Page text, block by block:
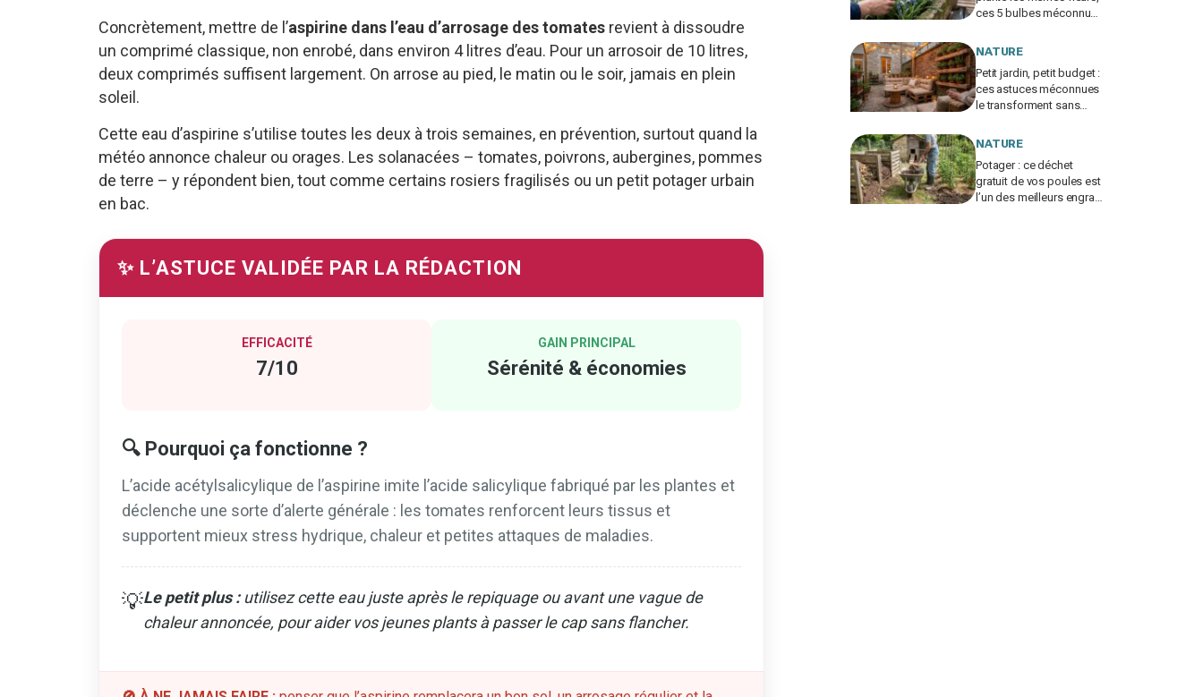
Concrètement, mettre de l’aspirine dans l’eau d’arrosage des tomates revient à dissoudre
un comprimé classique, non enrobé, dans environ 4 litres d’eau. Pour un arrosoir de 10 litres,
deux comprimés suffisent largement. On arrose au pied, le matin ou le soir, jamais en plein
soleil.
Cette eau d’aspirine s’utilise toutes les deux à trois semaines, en prévention, surtout quand la
météo annonce chaleur ou orages. Les solanacées – tomates, poivrons, aubergines, pommes
de terre – y répondent bien, tout comme certains rosiers fragilisés ou un petit potager urbain
en bac.
✨ L’ASTUCE VALIDÉE PAR LA RÉDACTION
EFFICACITÉ
7/10
GAIN PRINCIPAL
Sérénité & économies
🔍 Pourquoi ça fonctionne ?
L’acide acétylsalicylique de l’aspirine imite l’acide salicylique fabriqué par les plantes et
déclenche une sorte d’alerte générale : les tomates renforcent leurs tissus et
supportent mieux stress hydrique, chaleur et petites attaques de maladies.
💡Le petit plus :utilisez cette eau juste après le repiquage ou avant une vague de
chaleur annoncée, pour aider vos jeunes plants à passer le cap sans flancher.
ces 5 bulbes méconnus
changer votre jardin
NATURE
Petit jardin, petit budget :
ces astuces méconnues
le transforment sans
d’éviter cette erreur
NATURE
Potager : ce déchet
gratuit de vos poules est
l’un des meilleurs engrais